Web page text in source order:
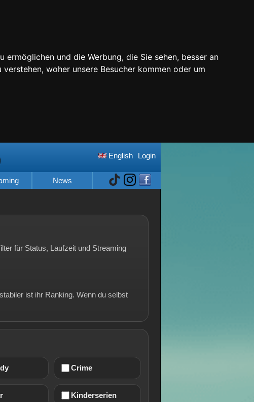
und die Werbung, die Sie sehen, besser an
woher unsere Besucher kommen oder um
Login
English
News
für Status, Laufzeit und Streaming
ist ihr Ranking. Wenn du selbst
Crime
Kinderserien